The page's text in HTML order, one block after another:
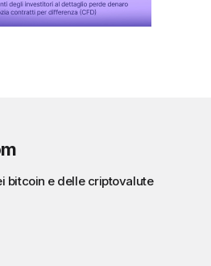
bitcoin e delle criptovalute